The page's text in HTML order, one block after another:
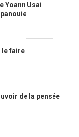
Yoann Usai
le faire
de la pensée